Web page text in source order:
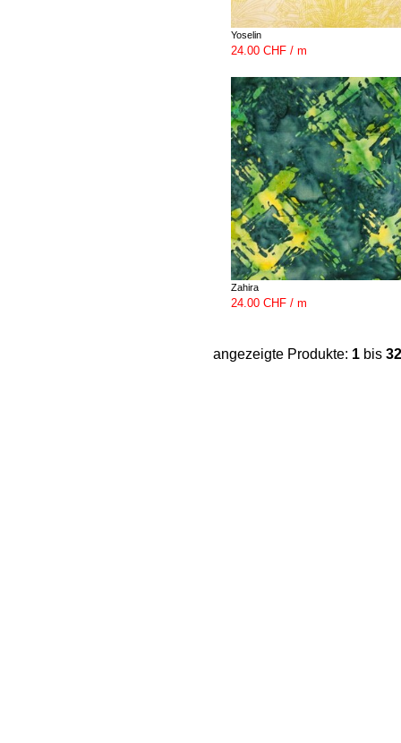
Yoselin
24.00 CHF / m
Zahira
24.00 CHF / m
angezeigte Produkte: 1 bis 32